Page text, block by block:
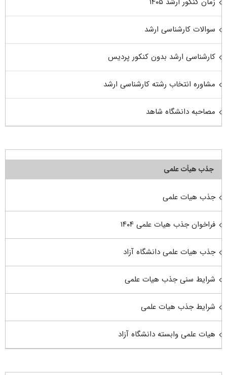
سوالات کارشناسی ارشد
کارشناسی ارشد بدون کنکور پردیس
مشاوره انتخاب رشته کارشناسی ارشد
مصاحبه دانشگاه شاهد
جذب هیأت علمی
جذب هیات علمی
فراخوان جذب هیات علمی ۱۴۰۴
جذب هیات علمی دانشگاه آزاد
شرایط سنی جذب هیات علمی
شرایط جذب هیات علمی
هیات علمی وابسته دانشگاه آزاد